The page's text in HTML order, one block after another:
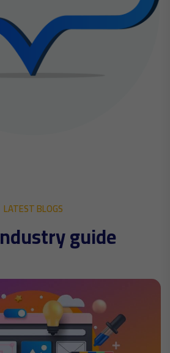
LATEST BLOGS
ndustryguide